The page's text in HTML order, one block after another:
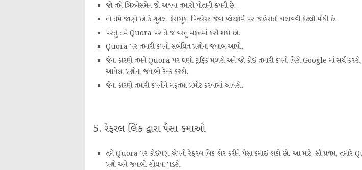
જો તમે બિઝનેસમેન છો અથવા તમારી પોતાની કંપની છે..
તો તમે જાણો છો કે ગૂગલ, ફેસબુક, પિન્ટરેસ્ટ જેવા પ્લેટફોર્મ પર જાહેરાતો ચલાવવી કેટલી મોંઘી છે.
પરંતુ તમે Quora પર તે જ વસ્તુ મફતમાં કરી શકો છો.
Quora પર તમારી કંપની સંબંધિત પ્રશ્નોના જવાબ આપો.
જેના કારણે તમને Quora પર ઘણો ટ્રાફિક મળશે અને જો કોઈ તમારી કંપની વિશે Google માં સર્ચ
આવેલા પ્રશ્નોના જવાબો રેન્ક કરશે.
જેના કારણે તમારી કંપનીને મફતમાં પ્રમોટ કરવામાં આવશે.
5. રેફરલ લિંક દ્વારા પૈસા કમાઓ
તમે Quora પર કોઈપણ એપની રેફરલ લિંક શેર કરીને પૈસા કમાઈ શકો છો. આ માટે, સૌ પ્રથમ, તમારે
પ્રશ્નો અને જવાબો શોધવા પડશે.